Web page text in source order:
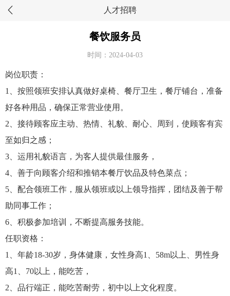
人才招聘
餐饮服务员
时间：2024-04-03
岗位职责：
1、按照领班安排认真做好桌椅、餐厅卫生，餐厅铺台，准备
好各种用品，确保正常营业使用。
2、接待顾客应主动、热情、礼貌、耐心、周到，使顾客有宾
至如归之感；
3、运用礼貌语言，为客人提供最佳服务，
4、善于向顾客介绍和推销本餐厅饮品及特色菜点；
5、配合领班工作，服从领班或以上领导指挥，团结及善于帮
助同事工作；
6、积极参加培训，不断提高服务技能。
任职资格：
1、年龄18-30岁，身体健康，女性身高1、58m以上、男性身
高1、70以上，能吃苦，
2、品行端正，能吃苦耐劳，初中以上文化程度。